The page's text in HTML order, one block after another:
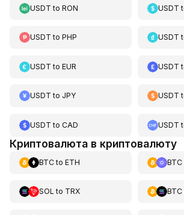
USDT to RON USDT
USDT to PHP USDT
USDT to EUR USDT
USDT to JPY USDT
USDT to CAD USDT
Криптовалюта в криптовалюту
BTCto ETH BTC
SOL to TRX BTC